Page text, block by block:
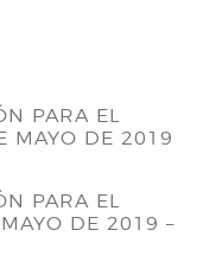
PARA EL
MAYO DE 2019
PARA EL
DE 2019 –